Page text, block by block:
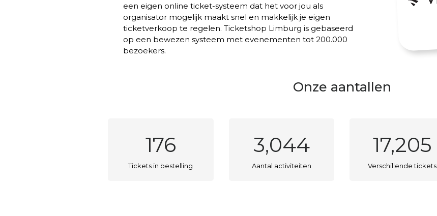
een eigen online ticket-systeem dat het voor jou als
organisator mogelijk maakt snel en makkelijk je eigen
ticketverkoop te regelen. Ticketshop Limburg is gebaseerd
op een bewezen systeem met evenementen tot 200.000
bezoekers.
Onze aantallen
176
Tickets in bestelling
3,044
Aantal activiteiten
17,205
Verschillende tickets